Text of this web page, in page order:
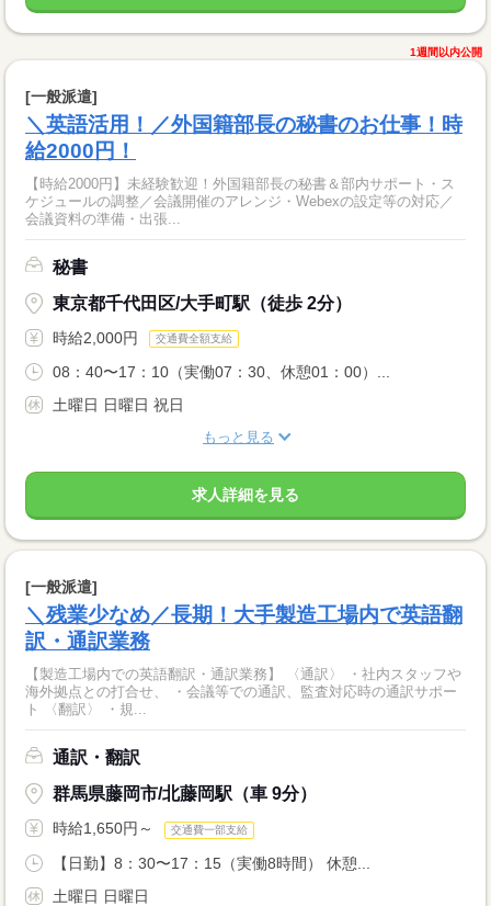
1週間以内公開
[一般派遣]
＼英語活用！／外国籍部長の秘書のお仕事！時
給2000円！
【時給2000円】未経験歓迎！外国籍部長の秘書＆部内サポート・ス
ケジュールの調整／会議開催のアレンジ・Webexの設定等の対応／
会議資料の準備・出張...
秘書
東京都千代田区/大手町駅（徒歩 2分）
時給2,000円 交通費全額支給
08：40〜17：10（実働07：30、休憩01：00）...
土曜日 日曜日 祝日
もっと見る
求人詳細を見る
[一般派遣]
＼残業少なめ／長期！大手製造工場内で英語翻
訳・通訳業務
【製造工場内での英語翻訳・通訳業務】 〈通訳〉 ・社内スタッフや
海外拠点との打合せ、 ・会議等での通訳、監査対応時の通訳サポー
ト 〈翻訳〉 ・規...
通訳・翻訳
群馬県藤岡市/北藤岡駅（車 9分）
時給1,650円～ 交通費一部支給
【日勤】8：30〜17：15（実働8時間） 休憩...
土曜日 日曜日